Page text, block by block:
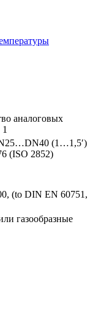
аналоговых
(1…1,5′)
(ISO 2852)
(to DIN EN 60751,
газообразные